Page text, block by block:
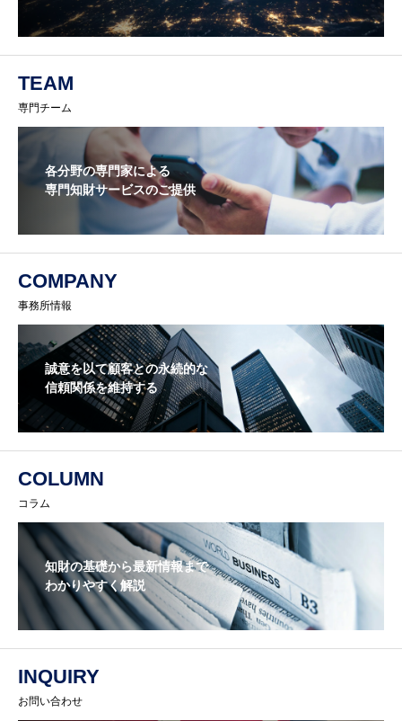
TEAM
専門チーム
各分野の専門家による
専門知財サービスのご提供
COMPANY
事務所情報
誠意を以て顧客との永続的な
信頼関係を維持する
COLUMN
コラム
知財の基礎から最新情報まで
わかりやすく解説
INQUIRY
お問い合わせ